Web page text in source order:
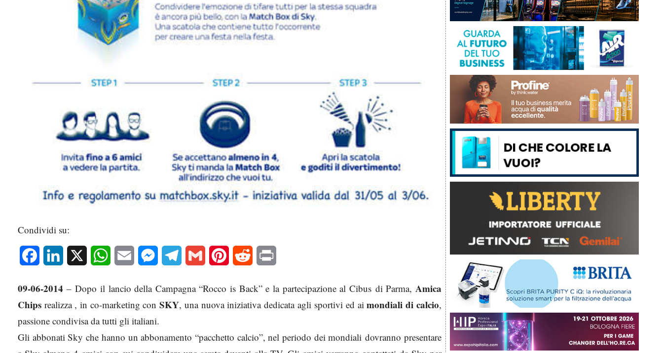
Condividi su:
Facebook LinkedIn WhatsAppEmail MessengerTelegram Gmail Pinterest Reddit
09-06-2014 – Dopo il lancio della Campagna “Rocco is Back” e la partecipazione al Cibus di Parma, Amica
Chips realizza , in co-marketing conSKY, una nuova iniziativa dedicata agli sportivi ed aimondiali di calcio,
passione condivisa da tutti gli italiani.
Gli abbonati Sky che hanno un abbonamento “pacchetto calcio”, nel periodo dei mondiali dovranno presentare